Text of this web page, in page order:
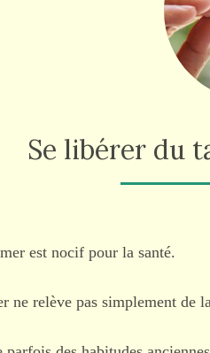
Se libérer du
est nocif pour la santé.
ne relève pas simplement de